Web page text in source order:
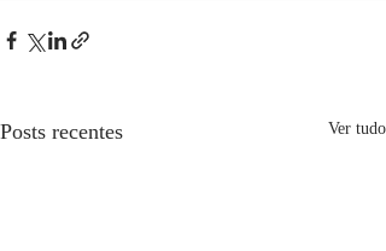
Posts recentes Ver tudo